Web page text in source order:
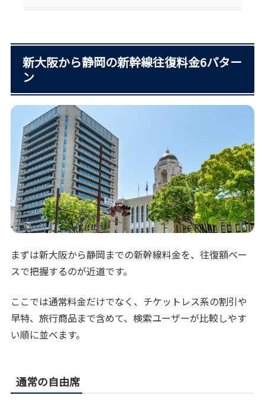
新大阪から静岡の新幹線往復料金6パター
ン
まずは新大阪から静岡までの新幹線料金を、往復額ベー
スで把握するのが近道です。
ここでは通常料金だけでなく、チケットレス系の割引や
早特、旅行商品まで含めて、検索ユーザーが比較しやす
い順に並べます。
通常の自由席